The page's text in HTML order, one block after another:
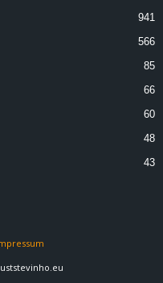
941
566
85
66
60
48
43